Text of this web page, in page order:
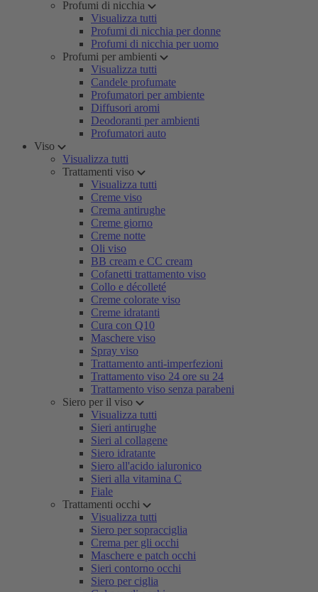
Profumi di nicchia
Visualizza tutti
Profumi di nicchia per donne
Profumi di nicchia per uomo
Profumi per ambienti
Visualizza tutti
Candele profumate
Profumatori per ambiente
Diffusori aromi
Deodoranti per ambienti
Profumatori auto
Viso
Visualizza tutti
Trattamenti viso
Visualizza tutti
Creme viso
Crema antirughe
Creme giorno
Creme notte
Oli viso
BB cream e CC cream
Cofanetti trattamento viso
Collo e décolleté
Creme colorate viso
Creme idratanti
Cura con Q10
Maschere viso
Spray viso
Trattamento anti-imperfezioni
Trattamento viso 24 ore su 24
Trattamento viso senza parabeni
Siero per il viso
Visualizza tutti
Sieri antirughe
Sieri al collagene
Siero idratante
Siero all'acido ialuronico
Sieri alla vitamina C
Fiale
Trattamenti occhi
Visualizza tutti
Siero per sopracciglia
Crema per gli occhi
Maschere e patch occhi
Sieri contorno occhi
Siero per ciglia